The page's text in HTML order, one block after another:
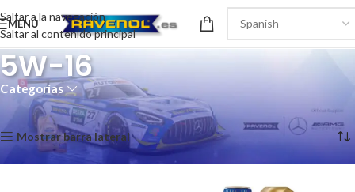
Saltar a la navegación
Saltar al contenido principal
MENÚ
5W-16
Categorías
Turismo/ Motor/ USVO/ 5W-16
Mostrar barra lateral